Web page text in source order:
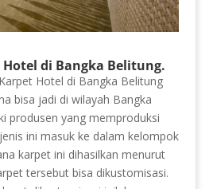
di Bangka Belitung.
Hotel di Bangka Belitung
bisa jadi di wilayah Bangka
produsen yang memproduksi
ini masuk ke dalam kelompok
karpet ini dihasilkan menurut
tersebut bisa dikustomisasi.